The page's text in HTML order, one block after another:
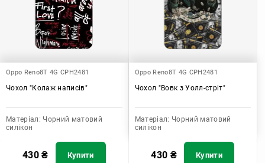
Oppo Reno8T 4G CPH2481
Чохол "Колаж написів"
Матеріал: Чорний матовий
силікон
430₴ Купити
Oppo Reno8T 4G CPH2481
Чохол "Вовк з Уолл-стріт"
Матеріал: Чорний матовий
силікон
430 ₴ Купити